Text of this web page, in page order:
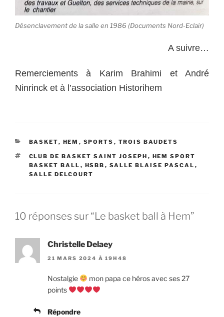
Désenclavement de la salle en 1986 (Documents Nord-Eclair)
A suivre…
Remerciements à Karim Brahimi et André
Ninrinck et à l’association Historihem
CATÉGORIES
BASKET, HEM , SPORTS , TROIS BAUDETS
ÉTIQUETTES
CLUB DE BASKET SAINT JOSEPH , HEM SPORT
BASKET BALL , HSBB , SALLE BLAISE PASCAL ,
SALLE DELCOURT
10 réponses sur “Le basket ball à Hem”
Christelle Delaey
21 MARS 2024 À 19H48
Nostalgie
mon papa ce héros avec ses 27
points
Répondre